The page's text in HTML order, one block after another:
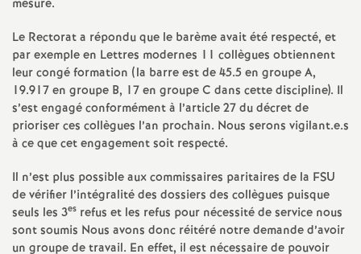
i
g
n
m
e
mesure.
Le Rectorat a répondu que le barème avait été respecté, et
par exemple en Lettres modernes 11 collègues obtiennent
leur congé formation (la barre est de 45.5 en groupe A,
19.917 en groupe B, 17 en groupe C dans cette discipline). Il
s’est engagé conformément à l’article 27 du décret de
prioriser ces collègues l’an prochain. Nous serons vigilant.e.s
à ce que cet engagement soit respecté.
Il n’est plus possible aux commissaires paritaires de la FSU
de vérifier l’intégralité des dossiers des collègues puisque
seuls les 3es refus et les refus pour nécessité de service nous
sont soumis Nous avons donc réitéré notre demande d’avoir
un groupe de travail. En effet, il est nécessaire de pouvoir